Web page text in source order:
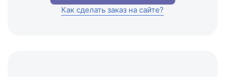
Как сделать заказ на сайте?